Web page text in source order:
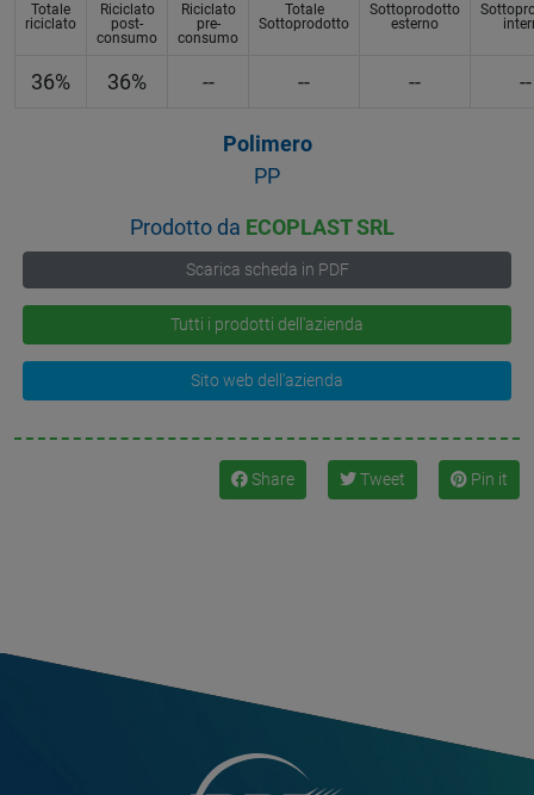
Totale
riciclato
Riciclato
post-
consumo
Riciclato
pre-
consumo
Totale
Sottoprodotto
Sottoprodotto
esterno
36% 36% -- -- -- --
Polimero
PP
Prodotto da ECOPLAST SRL
Scarica scheda in PDF
Tutti i prodotti dell'azienda
Sito web dell'azienda
Share Tweet Pin it